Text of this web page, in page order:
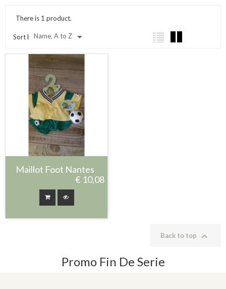
There is 1 product.
Sort by:Name, A to Z 
Maillot Foot Nantes
€ 10,08
Back to top 
Promo Fin De Serie